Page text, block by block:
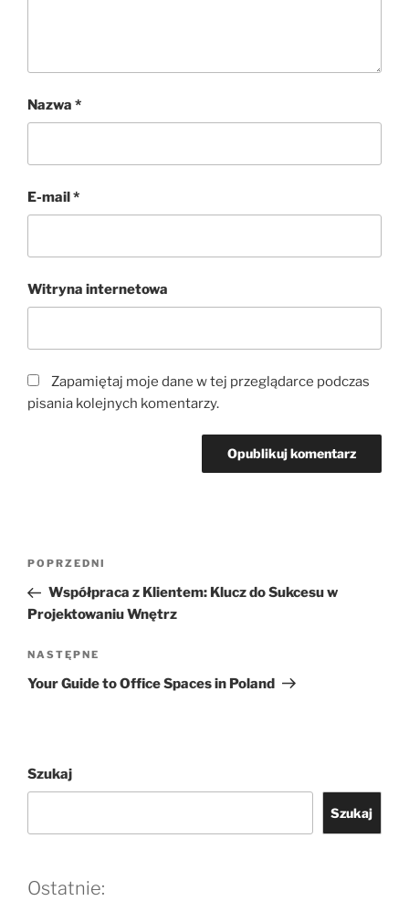
Nazwa *
E-mail*
Witryna internetowa
Zapamiętaj moje dane w tej przeglądarce podczas
pisania kolejnych komentarzy.
Nawigacja
Poprzedni
wpis
POPRZEDNI
Współpraca z Klientem: Klucz do Sukcesu w
Projektowaniu Wnętrz
Następny
wpis
NASTĘPNE
Your Guide to Office Spaces in Poland
Szukaj
Szukaj
Ostatnie: